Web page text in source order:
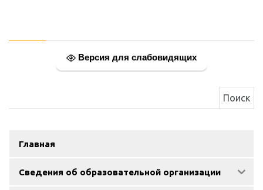
Версия для слабовидящих
Главная
Сведения об образовательной организации